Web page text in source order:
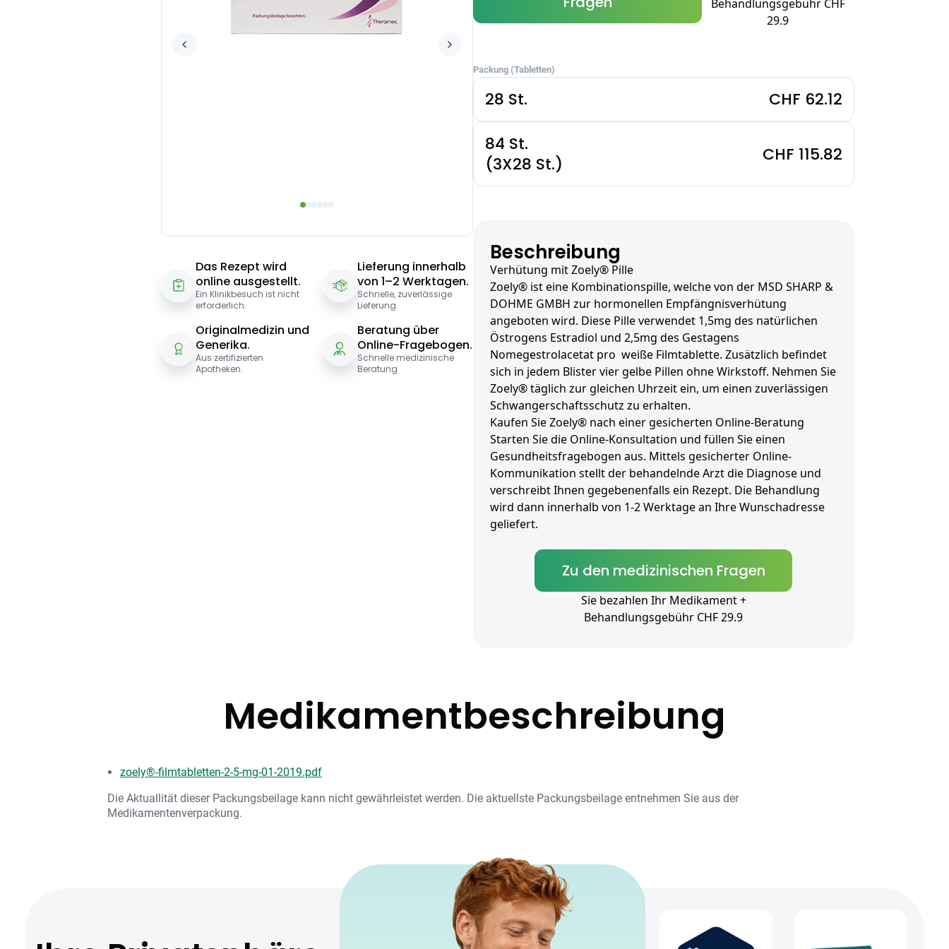
Das Rezept wird
online ausgestellt.
Ein Klinikbesuch ist nicht
erforderlich.
Lieferung innerhalb
von 1–2 Werktagen.
Schnelle, zuverlässige
Lieferung.
Originalmedizin und
Generika.
Aus zertifizierten
Apotheken.
Beratung über
Online-Fragebogen.
Schnelle medizinische
Beratung
Behandlungsgebühr CHF
29.9
Packung (Tabletten)
28 St. CHF 62.12
84 St.
(3X28 St.)
CHF 115.82
Beschreibung
Verhütung mit Zoely® Pille
Zoely® ist eine Kombinationspille, welche von der MSD SHARP &
DOHME GMBH zur hormonellen Empfängnisverhütung
angeboten wird. Diese Pille verwendet 1,5mg des natürlichen
Östrogens Estradiol und 2,5mg des Gestagens
Nomegestrolacetat pro weiße Filmtablette. Zusätzlich befindet
sich in jedem Blister vier gelbe Pillen ohne Wirkstoff. Nehmen Sie
Zoely® täglich zur gleichen Uhrzeit ein, um einen zuverlässigen
Schwangerschaftsschutz zu erhalten.
Kaufen Sie Zoely® nach einer gesicherten Online-Beratung
Starten Sie die Online-Konsultation und füllen Sie einen
Gesundheitsfragebogen aus. Mittels gesicherter Online-
Kommunikation stellt der behandelnde Arzt die Diagnose und
verschreibt Ihnen gegebenenfalls ein Rezept. Die Behandlung
wird dann innerhalb von 1-2 Werktage an Ihre Wunschadresse
geliefert.
Zu den medizinischen Fragen
Sie bezahlen Ihr Medikament +
Behandlungsgebühr CHF 29.9
Medikamentbeschreibung
zoely®-filmtabletten-2-5-mg-01-2019.pdf
Die Aktuallität dieser Packungsbeilage kann nicht gewährleistet werden. Die aktuellste Packungsbeilage entnehmen Sie aus der
Medikamentenverpackung.